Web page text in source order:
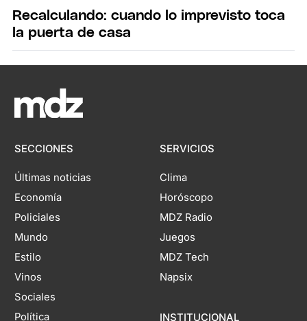
Recalculando: cuando lo imprevisto toca
la puerta de casa
SECCIONES
Últimas noticias
Economía
Policiales
Mundo
Estilo
Vinos
Sociales
Política
SERVICIOS
Clima
Horóscopo
MDZ Radio
Juegos
MDZ Tech
Napsix
INSTITUCIONAL